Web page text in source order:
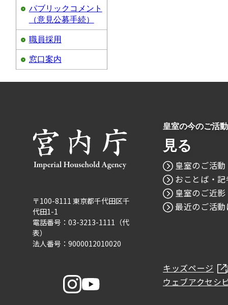
パブリックコメント
（意見公募手続）
職員採用
窓口案内
〒100-8111 東京都千代田区千
代田1-1
電話番号：03-3213-1111（代
表）
法人番号：9000012010020
皇室の今のご活
見る
皇室のご活
おことば・
皇室のご近影
最近のご活
キッズページ
ウェブアクセシ